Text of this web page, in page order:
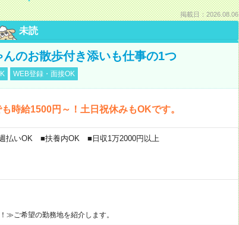
掲載日：2026.08.06
未読
んのお散歩付き添いも仕事の1つ
WEB登録・面接OK
給1500円～！土日祝休みもOKです。
払いOK ■扶養内OK ■日収1万2000円以上
≫ご希望の勤務地を紹介します。